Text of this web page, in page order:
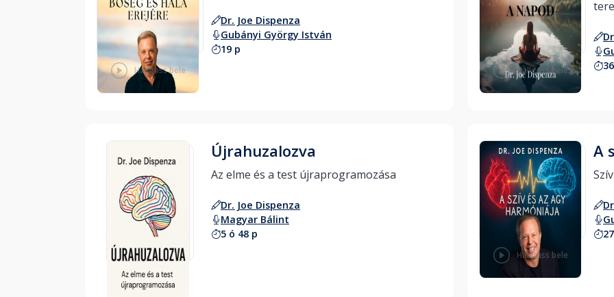
Hallgass bele
Dr. Joe Dispenza
Gubányi György István
19 p
Hallgass bele
Hallgass bele
Újrahuzalozva
Dr. Joe Dispenza
Magyar Bálint
5 ó 48 p
Hallgass bele
A